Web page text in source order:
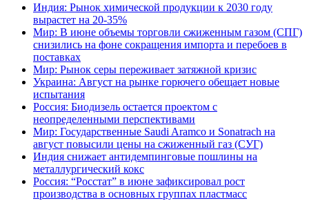
Индия: Рынок химической продукции к 2030 году
вырастет на 20-35%
Мир: В июне объемы торговли сжиженным газом (СПГ)
снизились на фоне сокращения импорта и перебоев в
поставках
Мир: Рынок серы переживает затяжной кризис
Украина: Август на рынке горючего обещает новые
испытания
Россия: Биодизель остается проектом с
неопределенными перспективами
Мир: Государственные Saudi Aramco и Sonatrach на
август повысили цены на сжиженный газ (СУГ)
Индия снижает антидемпинговые пошлины на
металлургический кокс
Россия: “Росстат” в июне зафиксировал рост
производства в основных группах пластмасс